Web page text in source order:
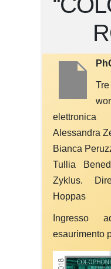
Alessandra
Bianca
Tullia
Zyklus.
Hoppas
Ingresso
esaurimento